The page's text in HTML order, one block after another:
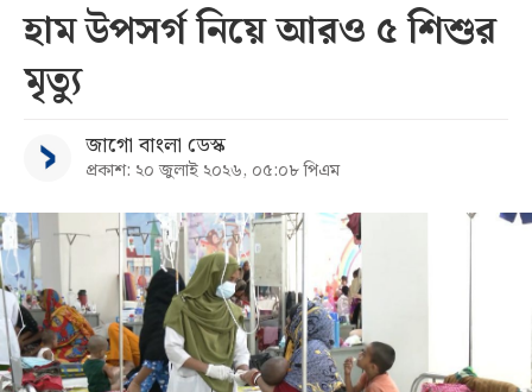
হাম উপসর্গ নিয়ে আরও ৫ শিশুর
মৃত্যু
জাগো বাংলা ডেস্ক
প্রকাশ: ২০ জুলাই ২০২৬, ০৫:০৮ পিএম